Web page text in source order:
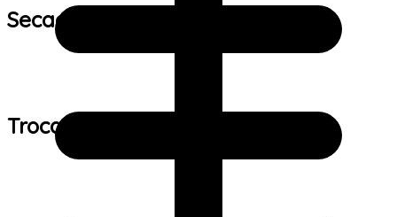
Secagem:
Trocas e devoluções: